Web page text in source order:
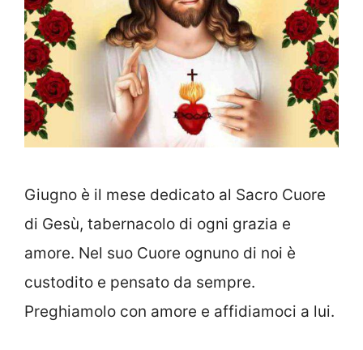
Giugno è il mese dedicato al Sacro Cuore
di Gesù, tabernacolo di ogni grazia e
amore. Nel suo Cuore ognuno di noi è
custodito e pensato da sempre.
Preghiamolo con amore e affidiamoci a lui.